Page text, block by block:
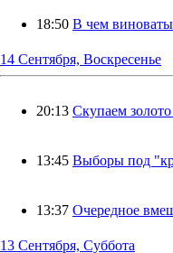
18:50 В чем
14 Сентября, Воскресенье
20:13 Скупаем
13:45 Выборы под
13:37 Очередное
13 Сентября, Суббота